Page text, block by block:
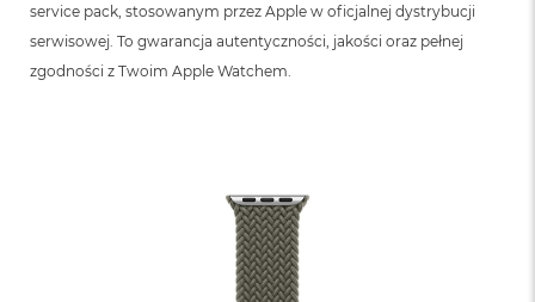
service pack, stosowanym przez Apple w oficjalnej dystrybucji
serwisowej. To gwarancja autentyczności, jakości oraz pełnej
zgodności z Twoim Apple Watchem.